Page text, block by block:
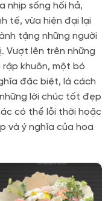
nhịp sống hối hả,
tế, vừa hiện đại lại
tặng những người
Vượt lên trên những
khuôn, một bó
đặc biệt, là cách
lời chúc tốt đẹp
có thể lỗi thời hoặc
và ý nghĩa của hoa